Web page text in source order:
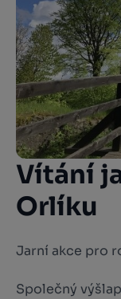
Vítání
Orlíku
Jarní akce pro
Společný